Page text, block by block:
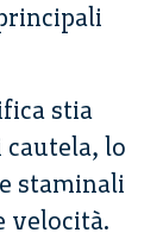
stia
cautela, lo
staminali
velocità.